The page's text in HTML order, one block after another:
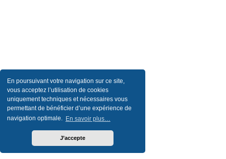
En poursuivant votre navigation sur ce site,
vous acceptez l’utilisation de cookies
uniquement techniques et nécessaires vous
permettant de bénéficier d’une expérience de
navigation optimale. En savoir plus…
J’accepte